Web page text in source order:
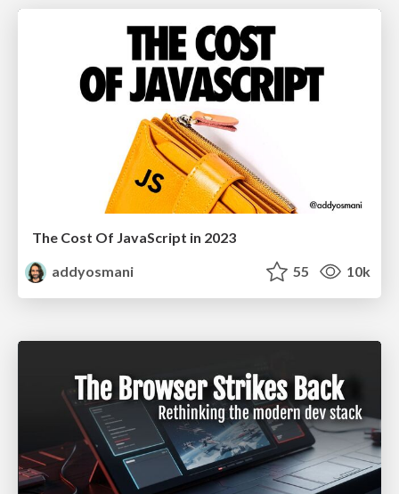
The Cost Of JavaScript in 2023
addyosmani
55 10k